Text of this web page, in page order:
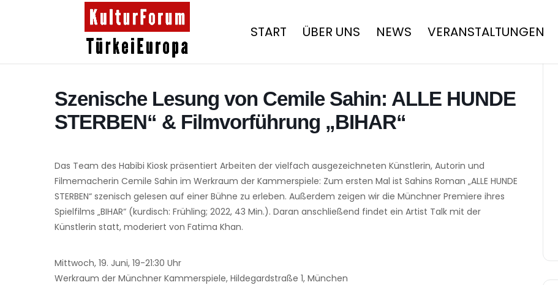
START ÜBER UNS NEWS VERANSTALTUNGEN
Szenische Lesung von Cemile Sahin: ALLE HUNDE
STERBEN“ & Filmvorführung „BIHAR“
Das Team des Habibi Kiosk präsentiert Arbeiten der vielfach ausgezeichneten Künstlerin, Autorin und
Filmemacherin Cemile Sahin im Werkraum der Kammerspiele: Zum ersten Mal ist Sahins Roman „ALLE HUNDE
STERBEN“ szenisch gelesen auf einer Bühne zu erleben. Außerdem zeigen wir die Münchner Premiere ihres
Spielfilms „BIHAR“ (kurdisch: Frühling; 2022, 43 Min.). Daran anschließend findet ein Artist Talk mit der
Künstlerin statt, moderiert von Fatima Khan.
Mittwoch, 19. Juni, 19-21:30 Uhr
Werkraum der Münchner Kammerspiele, Hildegardstraße 1, München